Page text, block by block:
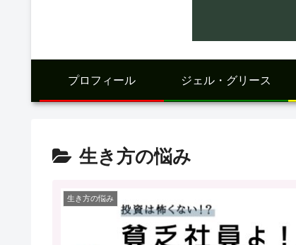
プロフィール ジェル・グリース
生き方の悩み
生き方の悩み